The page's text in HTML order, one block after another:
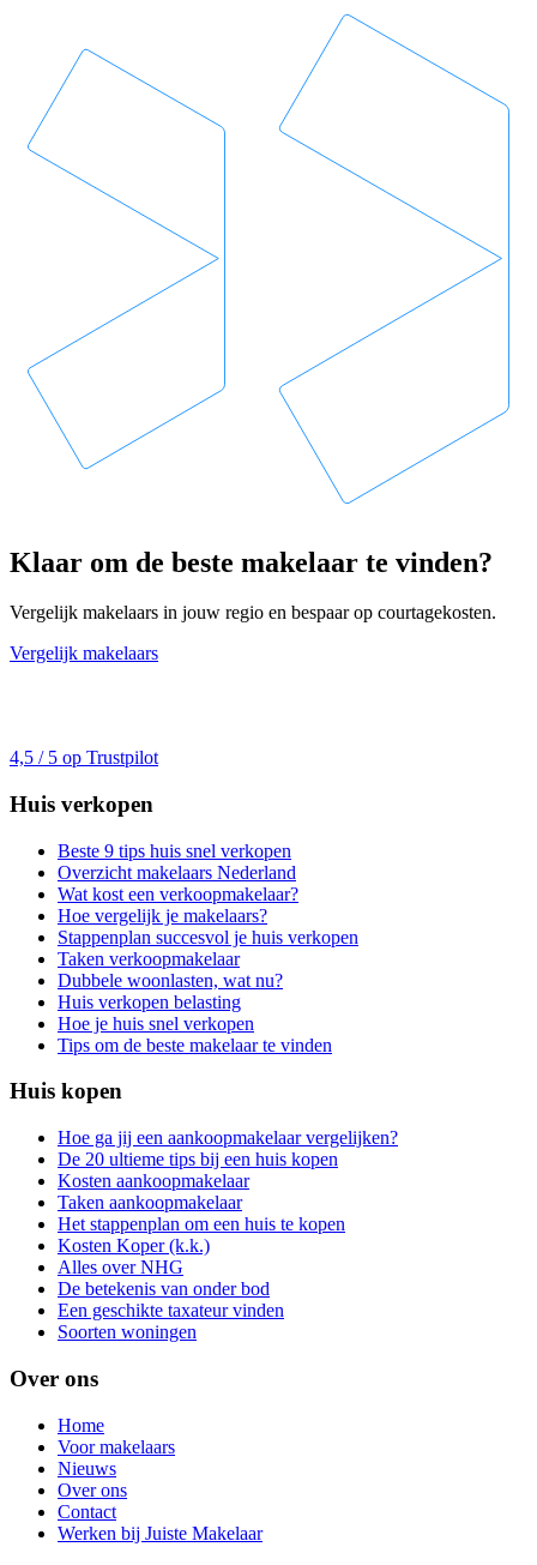
Klaar om de beste makelaar te vinden?
Vergelijk makelaars in jouw regio en bespaar op courtagekosten.
Vergelijk makelaars
4,5 / 5 op Trustpilot
Huis verkopen
Beste 9 tips huis snel verkopen
Overzicht makelaars Nederland
Wat kost een verkoopmakelaar?
Hoe vergelijk je makelaars?
Stappenplan succesvol je huis verkopen
Taken verkoopmakelaar
Dubbele woonlasten, wat nu?
Huis verkopen belasting
Hoe je huis snel verkopen
Tips om de beste makelaar te vinden
Huis kopen
Hoe ga jij een aankoopmakelaar vergelijken?
De 20 ultieme tips bij een huis kopen
Kosten aankoopmakelaar
Taken aankoopmakelaar
Het stappenplan om een huis te kopen
Kosten Koper (k.k.)
Alles over NHG
De betekenis van onder bod
Een geschikte taxateur vinden
Soorten woningen
Over ons
Home
Voor makelaars
Nieuws
Over ons
Contact
Werken bij Juiste Makelaar